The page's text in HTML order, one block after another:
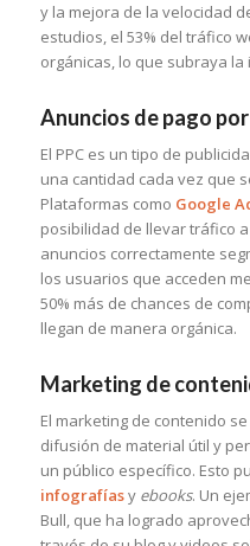
y la mejora de la velocidad
estudios, el 53% del tráfico
orgánicas, lo que subraya la
Anuncios de pago por
El PPC es un tipo de
una cantidad cada vez que
Plataformas como Google
posibilidad de llevar tráfico
anuncios correctamente
los usuarios que acceden
50% más de chances de
llegan de manera orgánica.
Marketing de
El marketing de contenido
difusión de material útil y
un público específico. Esto
infografíasy ebooks. Un
Bull, que ha logrado